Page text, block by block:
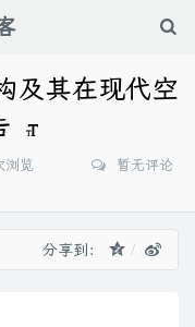
及其在现代空
浏览
暂无评论
分享到：